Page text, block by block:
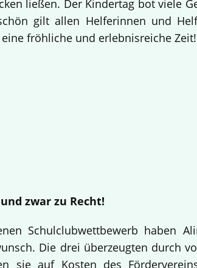
ließen. Der Kindertag bot viele
gilt allen Helferinnen und
fröhliche und erlebnisreiche Zeit!
zwar zu Recht!
Schulclubwettbewerb haben
Die drei überzeugten durch
sie auf Kosten des